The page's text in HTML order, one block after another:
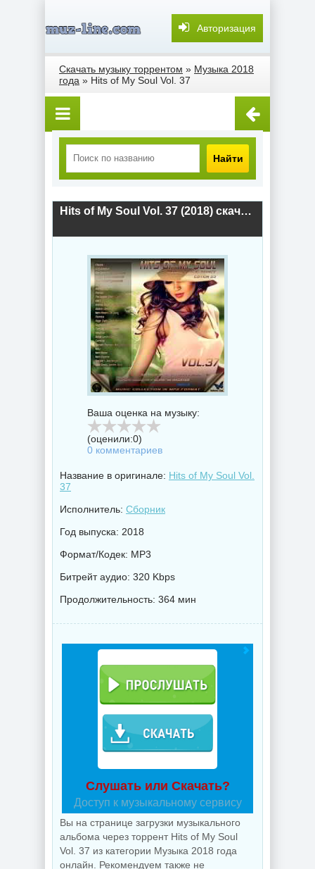
Авторизация
Скачать музыку торрентом » Музыка 2018
года » Hits of My Soul Vol. 37
Найти
Hits of My Soul Vol. 37 (2018) скачать торрент
Ваша оценка на музыку:
(оценили:0)
0 комментариев
Название в оригинале: Hits of My Soul Vol.
37
Исполнитель: Сборник
Год выпуска: 2018
Формат/Кодек: MP3
Битрейт аудио: 320 Kbps
Продолжительность: 364 мин
Слушать или Скачать?
Доступ к музыкальному сервису
Вы на странице загрузки музыкального
альбома через торрент Hits of My Soul
Vol. 37 из категории Музыка 2018 года
онлайн. Рекомендуем также не